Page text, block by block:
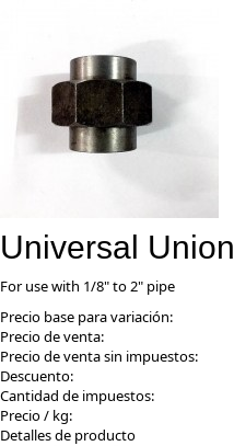
Universal Union
For use with 1/8" to 2" pipe
Precio base para variación:
Precio de venta:
Precio de venta sin impuestos:
Descuento:
Cantidad de impuestos:
Precio / kg:
Detalles de producto